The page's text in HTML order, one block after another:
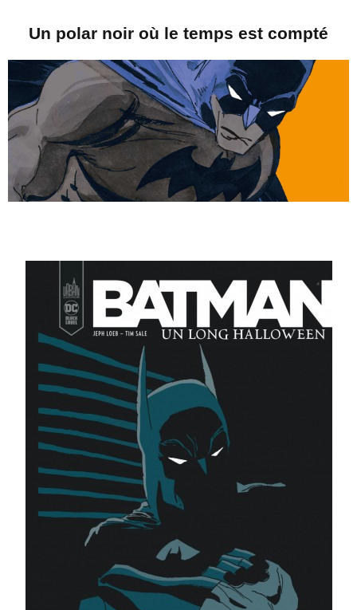
Un polar noir où le temps est compté